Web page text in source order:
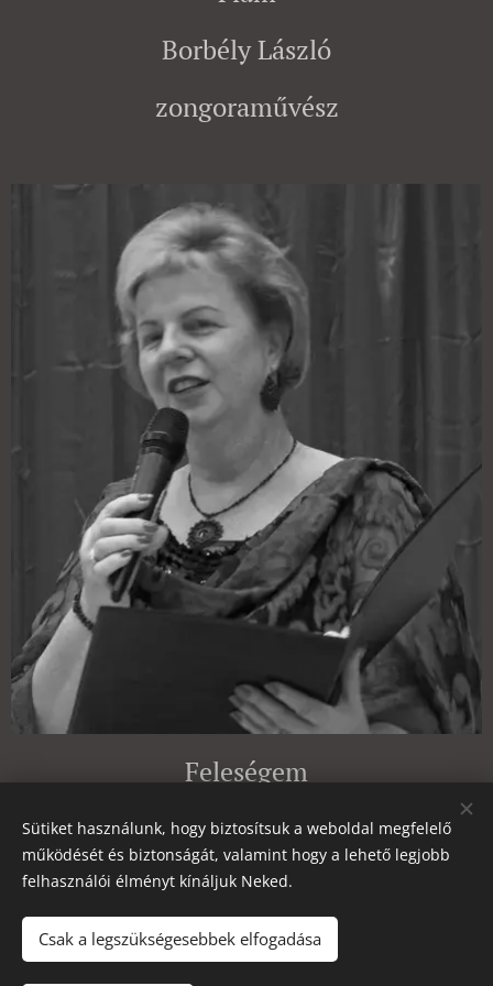
Borbély László
zongoraművész
Feleségem
Borbély-Ragány Gyöngyvér
tanár
Sütiket használunk, hogy biztosítsuk a weboldal megfelelő
működését és biztonságát, valamint hogy a lehető legjobb
felhasználói élményt kínáljuk Neked.
Csak a legszükségesebbek elfogadása